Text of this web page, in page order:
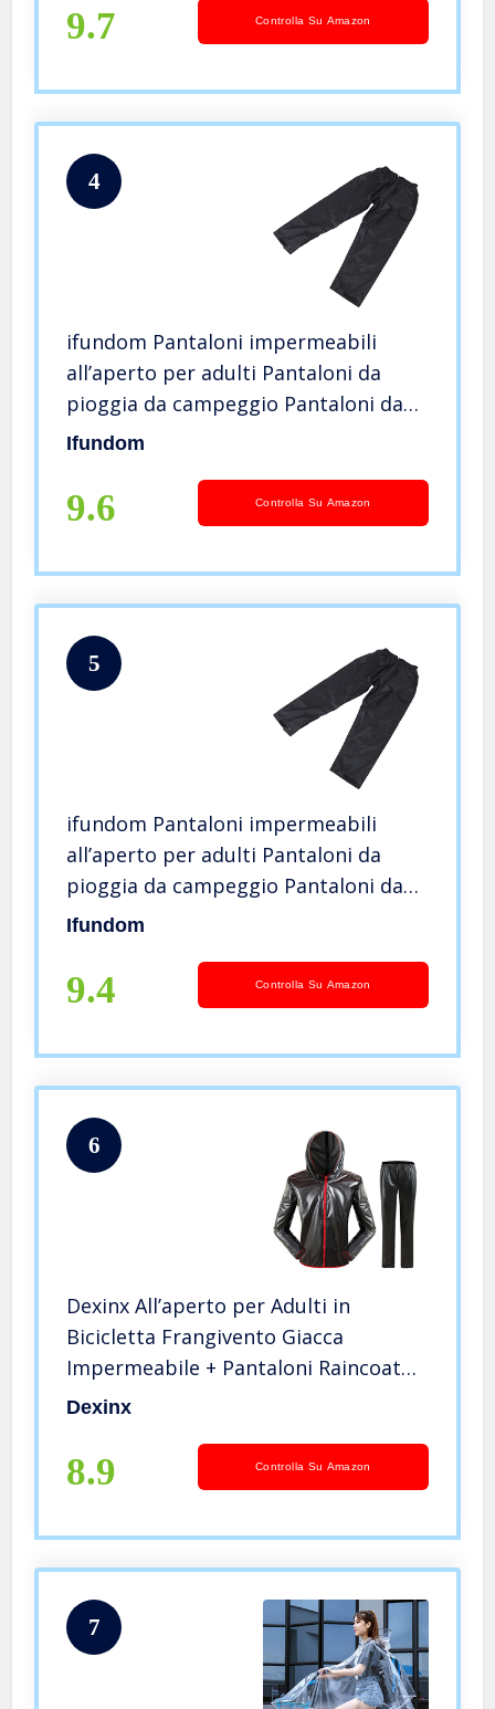
Adulti(Nero)
9.7 Controlla Su Amazon
4
ifundom Pantaloni impermeabili
all’aperto per adulti Pantaloni da
pioggia da campeggio Pantaloni da
pioggia in bicicletta Pantaloni lunghi
Ifundom
9.6 Controlla Su Amazon
5
ifundom Pantaloni impermeabili
all’aperto per adulti Pantaloni da
pioggia da campeggio Pantaloni da
pioggia in bicicletta Pantaloni lunghi
Ifundom
9.4 Controlla Su Amazon
6
Dexinx All’aperto per Adulti in
Bicicletta Frangivento Giacca
Impermeabile + Pantaloni Raincoat
Biciclette Pioggia Tuta Bici Pioggia
Polvere Nero2 M
Dexinx
8.9 Controlla Su Amazon
7